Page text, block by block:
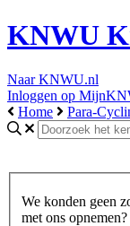
KNWU
Naar KNWU.nl
Inloggen op
Home
Para-
We konden geen
met ons